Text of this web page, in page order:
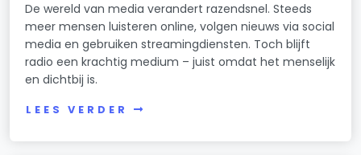
De wereld van media verandert razendsnel. Steeds
meer mensen luisteren online, volgen nieuws via social
media en gebruiken streamingdiensten. Toch blijft
radio een krachtig medium – juist omdat het menselijk
en dichtbij is.
LEES VERDER